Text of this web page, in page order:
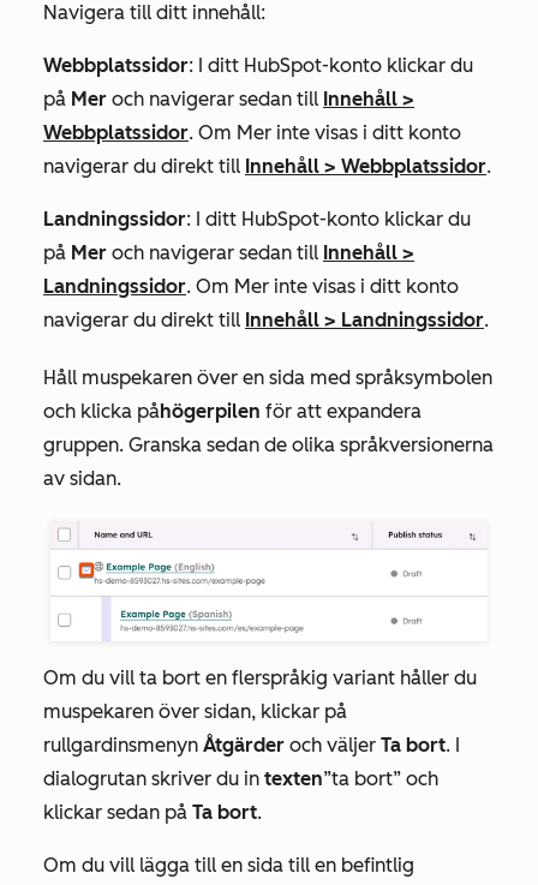
Navigera till ditt innehåll:
Webbplatssidor: I ditt HubSpot-konto klickar du
på Mer och navigerar sedan till Innehåll >
Webbplatssidor. Om Mer inte visas i ditt konto
navigerar du direkt till Innehåll > Webbplatssidor.
Landningssidor: I ditt HubSpot-konto klickar du
på Mer och navigerar sedan till Innehåll >
Landningssidor. Om Mer inte visas i ditt konto
navigerar du direkt till Innehåll > Landningssidor.
Håll muspekaren över en sida med språksymbolen
och klicka påhögerpilen för att expandera
gruppen. Granska sedan de olika språkversionerna
av sidan.
Om du vill ta bort en flerspråkig variant håller du
muspekaren över sidan, klickar på
rullgardinsmenyn Åtgärder och väljer Ta bort. I
dialogrutan skriver du in texten”ta bort” och
klickar sedan på Ta bort.
Om du vill lägga till en sida till en befintlig